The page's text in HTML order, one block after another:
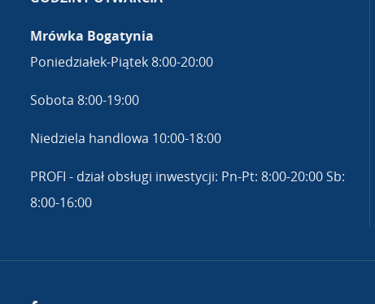
Mrówka Bogatynia
Poniedziałek-Piątek 8:00-20:00
Sobota 8:00-19:00
Niedziela handlowa 10:00-18:00
PROFI - dział obsługi inwestycji: Pn-Pt: 8:00-20:00 Sb:
8:00-16:00